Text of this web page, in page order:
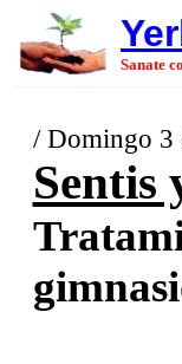
Sanate
/ Domingo 3
Sentis